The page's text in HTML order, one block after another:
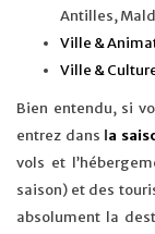
Antilles,
Ville &
Ville &
Bien entendu, si
entrez dans la
vols et
saison) et des
absolument la